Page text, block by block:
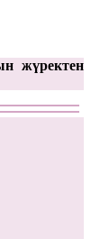
жүректен